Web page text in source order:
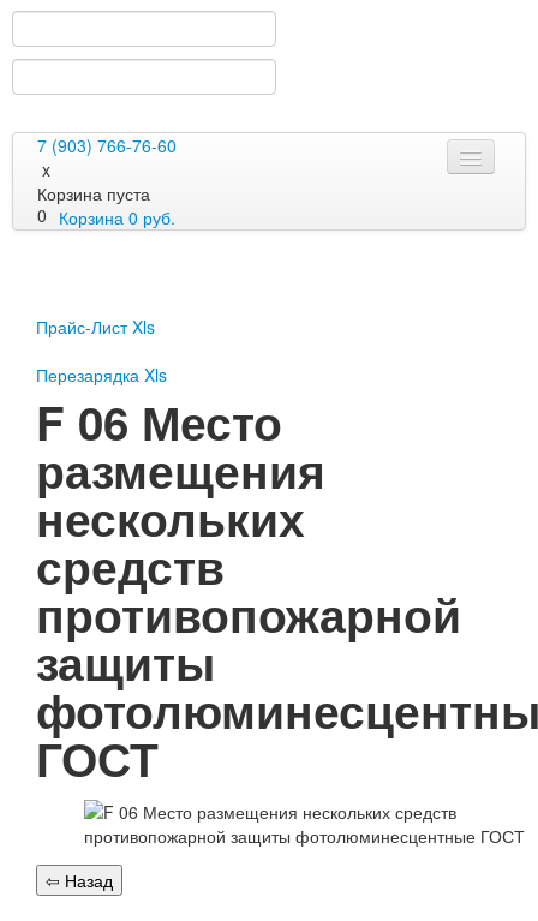
7 (903) 766-76-60
x
Корзина пуста
0 Корзина 0 руб.
Перезарядка ОП
Перезарядка ОВП
Доставка
Оплата
Гарантии
О нас
Статьи
Публичная оферта
Сертификаты
Вопрос-Ответ
Контакты
Пожарное оборудование
Перезарядка
Перезарядка ОП
Перезарядка ОУ
Перезарядка ОВП
Доставка
Оплата
Прайс-Лист Xls
Перезарядка Xls
F 06 Место
размещения
нескольких
средств
противопожарной
защиты
ГОСТ